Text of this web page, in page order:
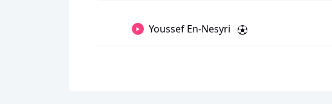
Youssef En-Nesyri